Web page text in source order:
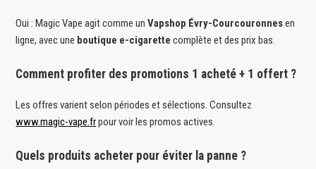
Oui : Magic Vape agit comme unVapshop Évry-Courcouronnesen
ligne, avec une boutique e-cigarette complète et des prix bas.
Comment profiter des promotions 1 acheté + 1 offert ?
Les offres varient selon périodes et sélections. Consultez
www.magic-vape.frpour voir les promos actives.
Quels produits acheter pour éviter la panne ?